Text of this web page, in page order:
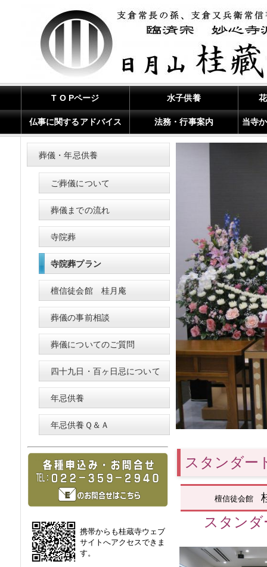
T O Pページ 水子供養
仏事に関するアドバイス 法務・行事案内 当寺
スタンダー
檀信徒会館
スタン
葬儀・年忌供養
ご葬儀について
葬儀までの流れ
寺院葬
寺院葬プラン
檀信徒会館 桂月庵
葬儀の事前相談
葬儀についてのご質問
四十九日・百ヶ日忌について
年忌供養
年忌供養Ｑ＆Ａ
携帯からも桂蔵寺ウェブ
サイトへアクセスできま
す。